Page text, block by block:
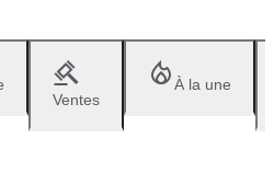
Ventes
À la une